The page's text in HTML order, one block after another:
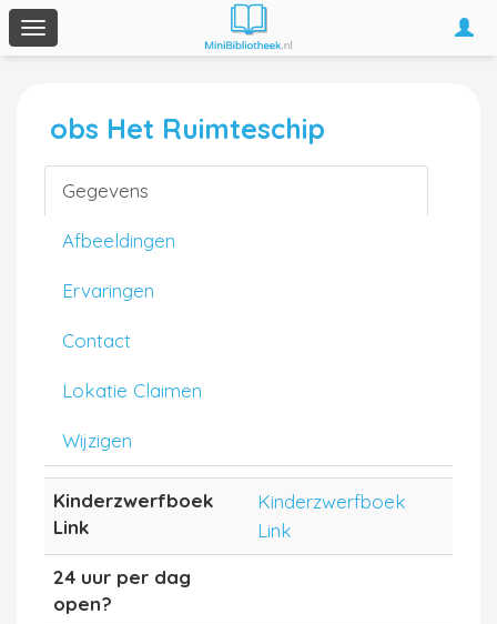
Toggle
navigation
obs Het Ruimteschip
Gegevens
Afbeeldingen
Ervaringen
Contact
Lokatie Claimen
Wijzigen
Kinderzwerfboek
Link
Kinderzwerfboek
Link
24 uur per dag
open?